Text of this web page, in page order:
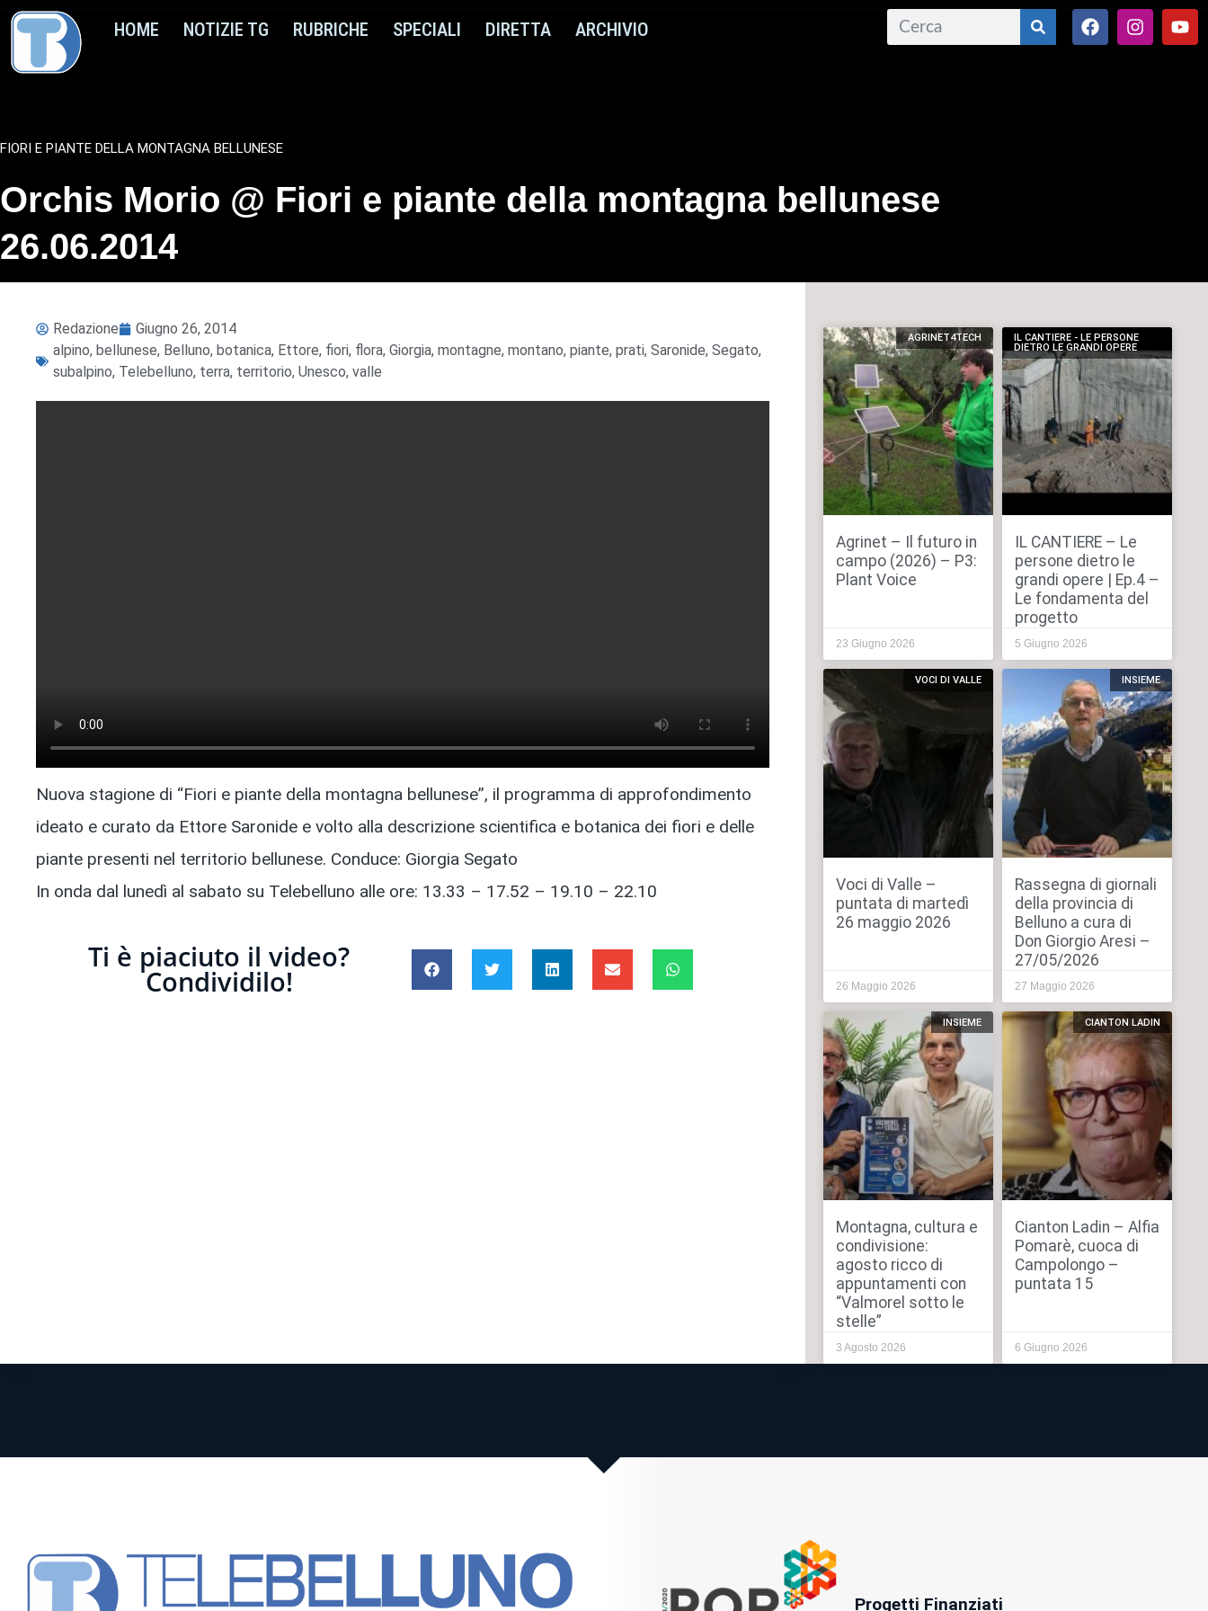
HOME NOTIZIE TG RUBRICHE SPECIALI DIRETTA ARCHIVIO
FIORI E PIANTE DELLA MONTAGNA BELLUNESE
Orchis Morio @ Fiori e piante della montagna bellunese
26.06.2014
Redazione
Giugno 26, 2014
alpino, bellunese, Belluno, botanica, Ettore, fiori, flora, Giorgia, montagne, montano, piante, prati, Saronide, Segato,
subalpino, Telebelluno, terra, territorio, Unesco, valle
Nuova stagione di “Fiori e piante della montagna bellunese”, il programma di approfondimento
ideato e curato da Ettore Saronide e volto alla descrizione scientifica e botanica dei fiori e delle
piante presenti nel territorio bellunese. Conduce: Giorgia Segato
In onda dal lunedì al sabato su Telebelluno alle ore: 13.33 – 17.52 – 19.10 – 22.10
Ti è piaciuto il video?
Condividilo!
AGRINET4TECH
Agrinet – Il futuro in
campo (2026) – P3:
Plant Voice
23 Giugno 2026
IL CANTIERE - LE PERSONE
DIETRO LE GRANDI OPERE
IL CANTIERE – Le
persone dietro le
grandi opere | Ep.4 –
Le fondamenta del
progetto
5 Giugno 2026
VOCI DI VALLE
Voci di Valle –
puntata di martedì
26 maggio 2026
26 Maggio 2026
INSIEME
Rassegna di giornali
della provincia di
Belluno a cura di
Don Giorgio Aresi –
27/05/2026
27 Maggio 2026
INSIEME
Montagna, cultura e
condivisione:
agosto ricco di
appuntamenti con
“Valmorel sotto le
stelle”
3 Agosto 2026
CIANTON LADIN
Cianton Ladin – Alfia
Pomarè, cuoca di
Campolongo –
puntata 15
6 Giugno 2026
Progetti Finanziati